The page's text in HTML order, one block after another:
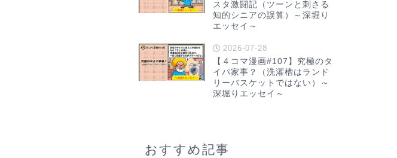
スタ激闘記（ツーンと刺さる
知的シニアの誤算）～深堀り
エッセイ～
2026-07-28
【４コマ漫画#107】究極のタ
イパ家事？（洗濯槽はランド
リーバスケットではない）～
深堀りエッセイ～
おすすめ記事